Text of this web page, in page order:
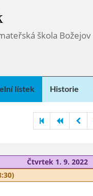
škola Božejov
lístek Historie
Čtvrtek 1. 9. 2022